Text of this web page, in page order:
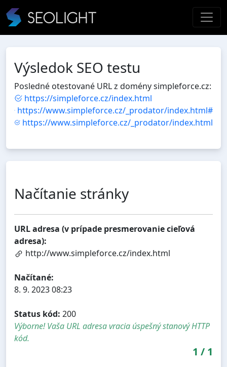
Výsledok SEO testu
Posledné otestované URL z domény simpleforce.cz:
https://simpleforce.cz/index.html
https://www.simpleforce.cz/_prodator/index.html#
https://www.simpleforce.cz/_prodator/index.html
Načítanie stránky
URL adresa (v prípade presmerovanie cieľová
adresa):
http://www.simpleforce.cz/index.html
Načítané:
8. 9. 2023 08:23
Status kód: 200
Výborne! Vaša URL adresa vracia úspešný stanový HTTP
kód.
1 / 1